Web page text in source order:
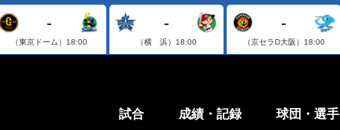
-
（東京ドーム） 18:00
-
（横 浜） 18:00
-
（京セラD大阪） 18:00
試合 成績・記録 球団・選手